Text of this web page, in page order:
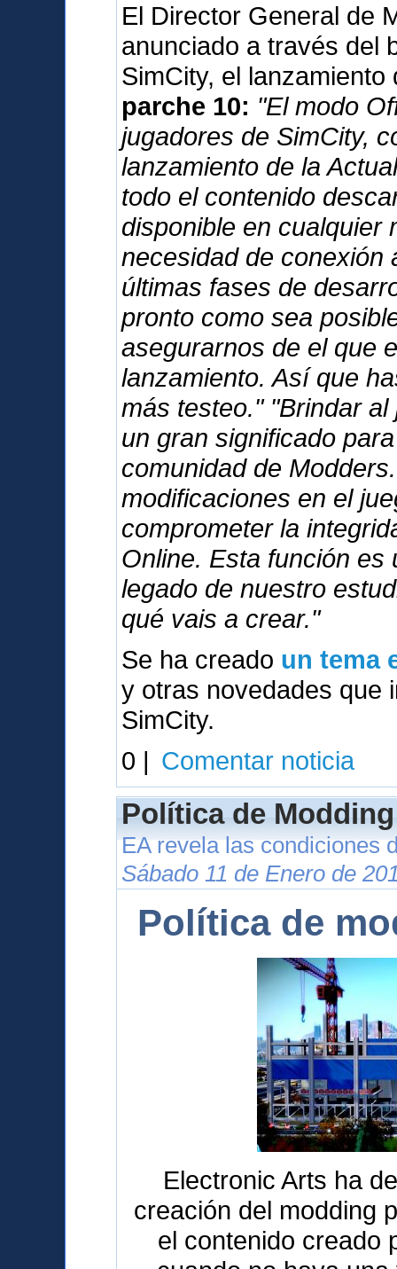
El Director General de
anunciado a través del
SimCity, el
parche 10: "El modo
jugadores de SimCity,
lanzamiento de la
todo el contenido
disponible en cualquier
necesidad de conexión
últimas fases de
pronto como sea
asegurarnos de el que
lanzamiento. Así que
más testeo." "Brindar
un gran significado
comunidad de
modificaciones en el
comprometer la
Online. Esta función es
legado de nuestro
qué vais a crear."
Se ha creado un tema
y otras novedades que
SimCity.
0 | Comentar noticia
Política de
EA revela las condiciones
Sábado 11 de Enero de
Política de
Electronic Arts ha
creación del modding
el contenido creado